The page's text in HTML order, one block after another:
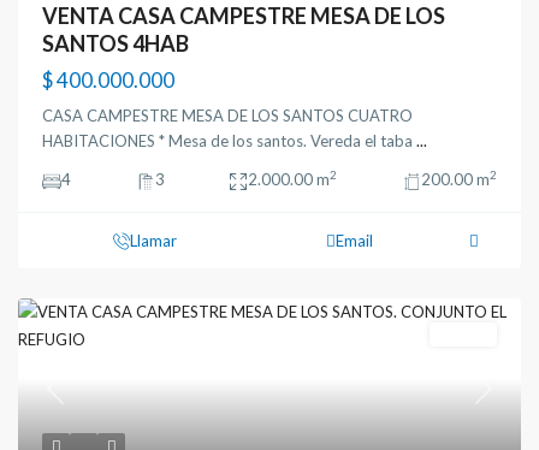
VENTA CASA CAMPESTRE MESA DE LOS
SANTOS 4HAB
$ 400.000.000
CASA CAMPESTRE MESA DE LOS SANTOS CUATRO
HABITACIONES * Mesa de los santos. Vereda el taba ...
4
3 2.000.00 m2 200.00 m2
Llamar Email
Previous Next